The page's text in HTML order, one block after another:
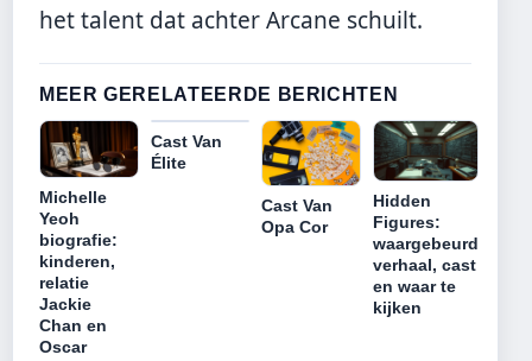
het talent dat achter Arcane schuilt.
MEER GERELATEERDE BERICHTEN
Michelle
Yeoh
biografie:
kinderen,
relatie
Jackie
Chan en
Oscar
Cast Van
Élite
Cast Van
Opa Cor
Hidden
Figures:
waargebeurd
verhaal, cast
en waar te
kijken